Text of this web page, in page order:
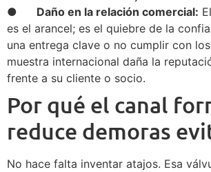
● Daño en la relación comercial:
es el arancel; es el quiebre de la
una entrega clave o no cumplir con
muestra internacional daña la
frente a su cliente o socio.
Por qué el canal
reduce demoras
No hace falta inventar atajos. Esa